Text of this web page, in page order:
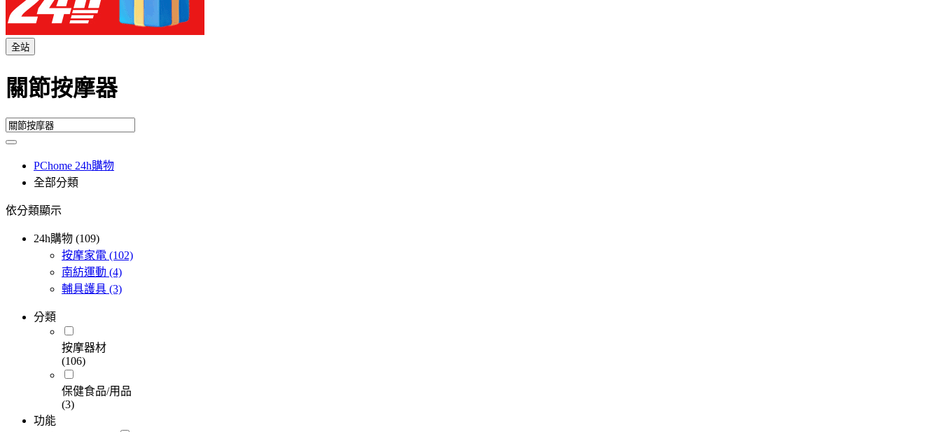
全站
關節按摩器
PChome 24h購物
全部分類
依分類顯示
24h購物 (109)
按摩家電 (102)
南紡運動 (4)
輔具護具 (3)
分類
按摩器材
(106)
保健食品/用品
(3)
功能